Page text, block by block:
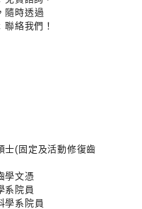
隨時透過
絡我們！
士(固定及活動修復齒
學文憑
系院員
學系院員